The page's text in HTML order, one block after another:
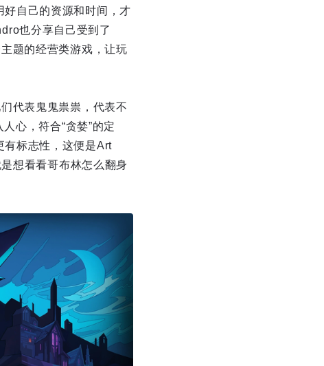
自己的资源和时间，才
也分享自己受到了
题的经营类游戏，让玩
代表鬼鬼祟祟，代表不
心，符合“贪婪”的定
有标志性，这便是Art
想看看哥布林怎么翻身